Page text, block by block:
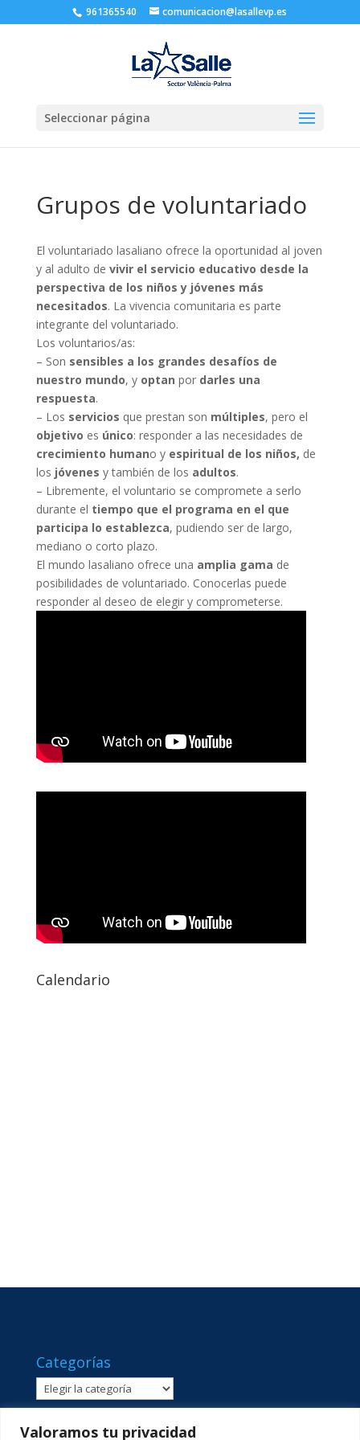
Valoramos tu privacidad
961365540 comunicacion@lasallevp.es
Seleccionar página
Grupos de voluntariado
El voluntariado lasaliano ofrece la oportunidad al joven
y al adulto de vivir el servicio educativo desde la
perspectiva de los niños y jóvenes más
necesitados. La vivencia comunitaria es parte
integrante del voluntariado.
Los voluntarios/as:
– Son sensibles a los grandes desafíos de
nuestro mundo, y optan por darles una
respuesta.
– Los servicios que prestan son múltiples, pero el
objetivo es único: responder a las necesidades de
crecimiento humano y espiritual de los niños, de
los jóvenes y también de los adultos.
– Libremente, el voluntario se compromete a serlo
durante el tiempo que el programa en el que
participa lo establezca, pudiendo ser de largo,
mediano o corto plazo.
El mundo lasaliano ofrece una amplia gama de
posibilidades de voluntariado. Conocerlas puede
responder al deseo de elegir y comprometerse.
Calendario
Categorías
Categorías